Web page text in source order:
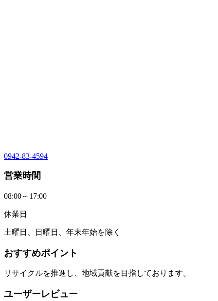
0942-83-4594
営業時間
08:00～17:00
休業日
土曜日、日曜日、年末年始を除く
おすすめポイント
リサイクルを推進し、地域貢献を目指しております。
ユーザーレビュー